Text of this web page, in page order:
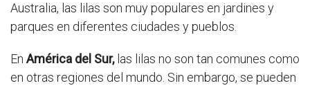
Australia, las lilas son muy populares en jardines y
parques en diferentes ciudades y pueblos.
En América del Sur,las lilas no son tan comunes como
en otras regiones del mundo. Sin embargo, se pueden